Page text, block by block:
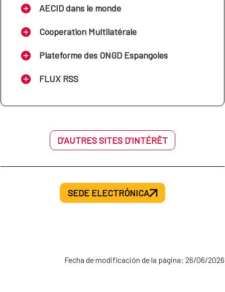
AECID dans le monde
Cooperation Multilatérale
Plateforme des ONGD Espangoles
FLUX RSS
D’AUTRES SITES D’INTÉRÊT
SEDE ELECTRÓNICA
Fecha de modificación de la página: 26/06/2026